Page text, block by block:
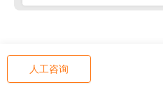
人工咨询